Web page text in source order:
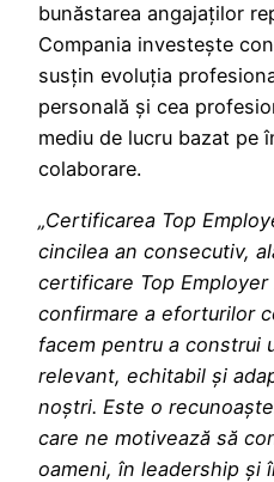
bunăstarea angajaților
Compania investește
susțin evoluția
personală și cea
mediu de lucru bazat pe
colaborare.
„Certificarea Top
cincilea an consecutiv,
certificare Top
confirmare a eforturilor
facem pentru a construi
relevant, echitabil și
noștri. Este o
care ne motivează să
oameni, în leadership și